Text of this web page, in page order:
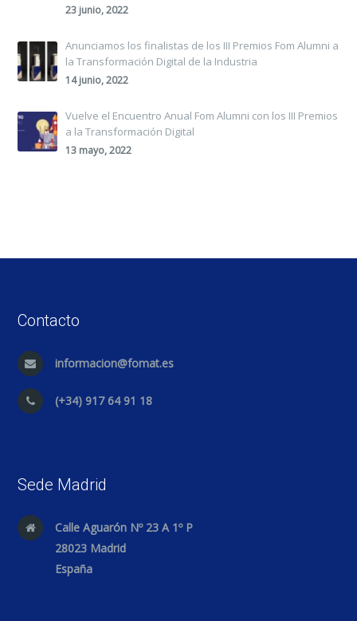
23 junio, 2022
Anunciamos los finalistas de los III Premios Fom Alumni a
la Transformación Digital de la Industria
14 junio, 2022
Vuelve el Encuentro Anual Fom Alumni con los III Premios
a la Transformación Digital
13 mayo, 2022
Contacto
informacion@fomat.es
(+34) 917 64 91 18
Sede Madrid
Calle Aguarón Nº 23 A 1º P
28023 Madrid
España